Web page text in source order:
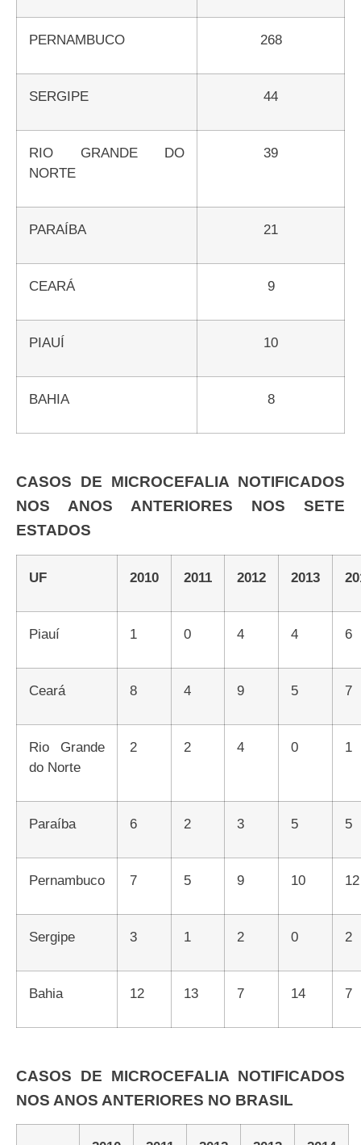
PERNAMBUCO 268
SERGIPE 44
RIO GRANDE DO
NORTE
39
PARAÍBA 21
CEARÁ 9
PIAUÍ 10
BAHIA 8
CASOS DE MICROCEFALIA NOTIFICADOS
NOS ANOS ANTERIORES NOS SETE
ESTADOS
UF 2010 2011 2012 2013
Piauí 1 0 4 4 6
Ceará 8 4 9 5 7
Rio Grande
do Norte
2 2 4 0 1
Paraíba 6 2 3 5 5
Pernambuco 7 5 9 10 12
Sergipe 3 1 2 0 2
Bahia 12 13 7 14 7
CASOS DE MICROCEFALIA NOTIFICADOS
NOS ANOS ANTERIORES NO BRASIL